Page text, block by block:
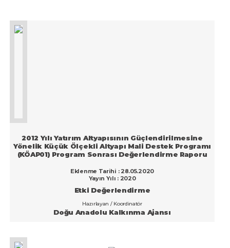
2012 Yılı Yatırım Altyapısının Güçlendirilmesine
Yönelik Küçük Ölçekli Altyapı Mali Destek Programı
(KÖAP01) Program Sonrası Değerlendirme Raporu
Eklenme Tarihi : 28.05.2020
Yayın Yılı : 2020
Etki Değerlendirme
Hazırlayan / Koordinatör
Doğu Anadolu Kalkınma Ajansı